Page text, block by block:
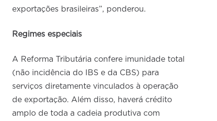
exportações brasileiras”, ponderou.
Regimes especiais
A Reforma Tributária confere imunidade total
(não incidência do IBS e da CBS) para
serviços diretamente vinculados à operação
de exportação. Além disso, haverá crédito
amplo de toda a cadeia produtiva com